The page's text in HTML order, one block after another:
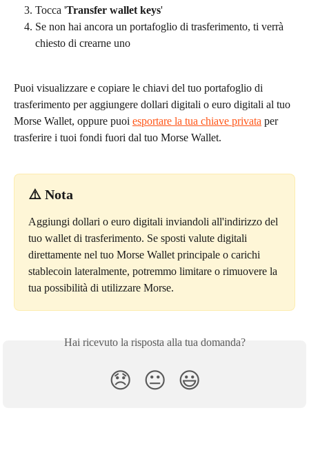
Tocca 'Transfer wallet keys'
Se non hai ancora un portafoglio di trasferimento, ti verrà
chiesto di crearne uno
Puoi visualizzare e copiare le chiavi del tuo portafoglio di
trasferimento per aggiungere dollari digitali o euro digitali al tuo
Morse Wallet, oppure puoi esportare la tua chiave privata per
trasferire i tuoi fondi fuori dal tuo Morse Wallet.
⚠️ Nota
Aggiungi dollari o euro digitali inviandoli all'indirizzo del
tuo wallet di trasferimento. Se sposti valute digitali
direttamente nel tuo Morse Wallet principale o carichi
stablecoin lateralmente, potremmo limitare o rimuovere la
tua possibilità di utilizzare Morse.
Hai ricevuto la risposta alla tua domanda?
😞 😐 😃